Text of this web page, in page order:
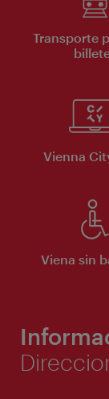
Transporte
Vienna
Viena sin